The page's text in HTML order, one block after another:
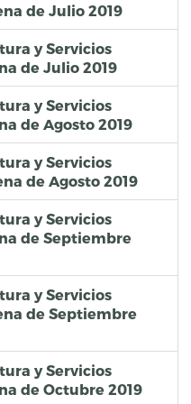
de Julio 2019
y Servicios
de Julio 2019
y Servicios
de Agosto 2019
y Servicios
de Agosto 2019
y Servicios
de Septiembre
y Servicios
de Septiembre
y Servicios
de Octubre 2019